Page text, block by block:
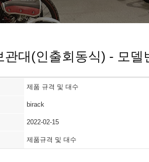
관대(인출회동식) - 모델
제품 규격 및 대수
birack
2022-02-15
제품규격 및 대수